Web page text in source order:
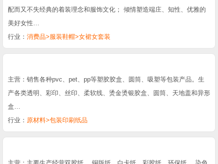
配而又不失经典的着装理念和服饰文化； 倾情塑造端庄、知性、优雅的
美好女性…
行业： 消费品>服装鞋帽>女裙女套装
主营：销售各种pvc、pet、pp等塑胶胶盒、圆筒、吸塑等包装产品。生
产各类透明、彩印、丝印、柔软线、烫金烫银胶盒、圆筒、天地盖和异形
盒…
行业： 原材料>包装印刷纸品